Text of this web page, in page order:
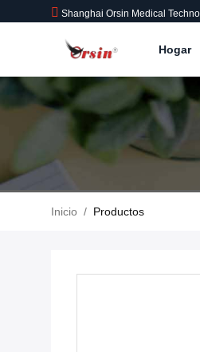
Shanghai Orsin Medical
Hogar
Inicio / Productos